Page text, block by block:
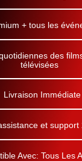
+ tous les
des
télévisées
Livraison Immédiate
et support
Avec: Tous Les